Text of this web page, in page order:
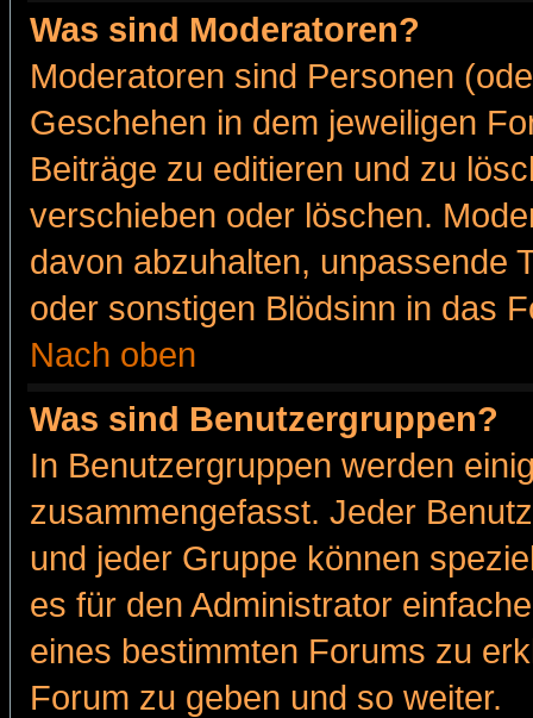
Was sind Moderatoren?
Moderatoren sind Personen
Geschehen in dem jeweiligen
Beiträge zu editieren und zu
verschieben oder löschen.
davon abzuhalten, unpassende
oder sonstigen Blödsinn in das
Nach oben
Was sind Benutzergruppen?
In Benutzergruppen werden
zusammengefasst. Jeder
und jeder Gruppe können
es für den Administrator
eines bestimmten Forums zu
Forum zu geben und so weiter.